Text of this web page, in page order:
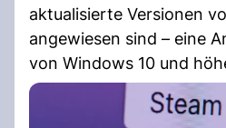
aktualisierte Versionen
angewiesen sind – eine
von Windows 10 und